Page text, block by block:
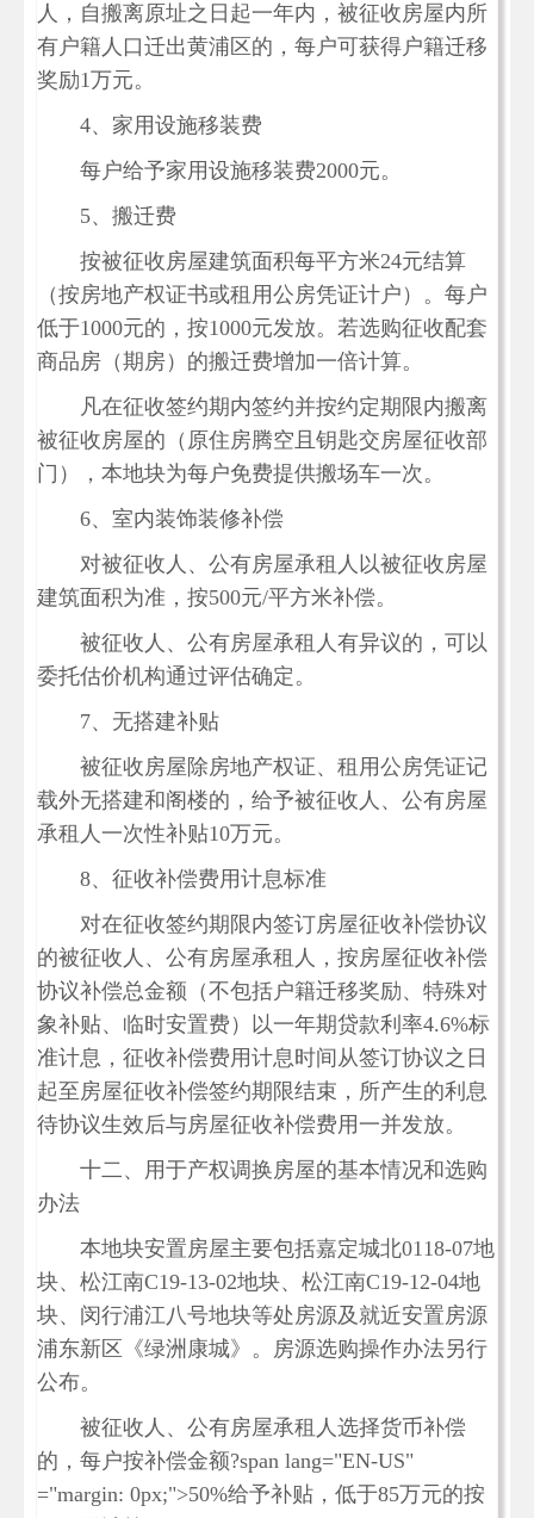
人，自搬离原址之日起一年内，被征收房屋内所
有户籍人口迁出黄浦区的，每户可获得户籍迁移
奖励1万元。
4、家用设施移装费
每户给予家用设施移装费2000元。
5、搬迁费
按被征收房屋建筑面积每平方米24元结算
（按房地产权证书或租用公房凭证计户）。每户
低于1000元的，按1000元发放。若选购征收配套
商品房（期房）的搬迁费增加一倍计算。
凡在征收签约期内签约并按约定期限内搬离
被征收房屋的（原住房腾空且钥匙交房屋征收部
门），本地块为每户免费提供搬场车一次。
6、室内装饰装修补偿
对被征收人、公有房屋承租人以被征收房屋
建筑面积为准，按500元/平方米补偿。
被征收人、公有房屋承租人有异议的，可以
委托估价机构通过评估确定。
7、无搭建补贴
被征收房屋除房地产权证、租用公房凭证记
载外无搭建和阁楼的，给予被征收人、公有房屋
承租人一次性补贴10万元。
8、征收补偿费用计息标准
对在征收签约期限内签订房屋征收补偿协议
的被征收人、公有房屋承租人，按房屋征收补偿
协议补偿总金额（不包括户籍迁移奖励、特殊对
象补贴、临时安置费）以一年期贷款利率4.6%标
准计息，征收补偿费用计息时间从签订协议之日
起至房屋征收补偿签约期限结束，所产生的利息
待协议生效后与房屋征收补偿费用一并发放。
十二、用于产权调换房屋的基本情况和选购
办法
本地块安置房屋主要包括嘉定城北0118-07地
块、松江南C19-13-02地块、松江南C19-12-04地
块、闵行浦江八号地块等处房源及就近安置房源
浦东新区《绿洲康城》。房源选购操作办法另行
公布。
被征收人、公有房屋承租人选择货币补偿
的，每户按补偿金额?span lang="EN-US"
="margin: 0px;">50%给予补贴，低于85万元的按